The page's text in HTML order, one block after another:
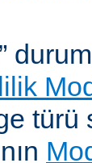
türü